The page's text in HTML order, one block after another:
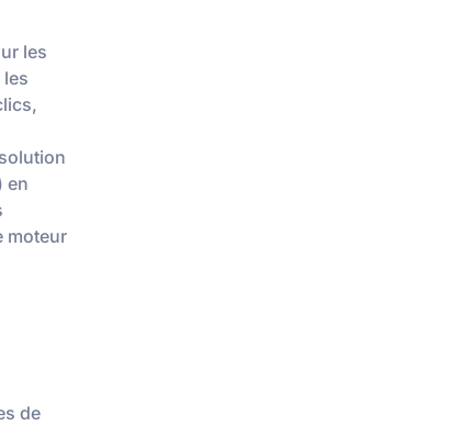
les
en
moteur
de